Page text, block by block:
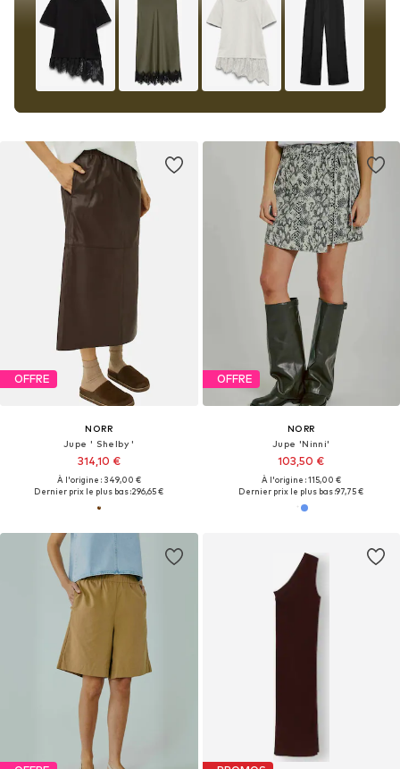
OFFRE
NORR
Jupe ' Shelby '
314,10 €
À l'origine : 349,00 €
Dernier prix le plus bas :296,65 €
OFFRE
NORR
Jupe 'Ninni'
103,50 €
À l'origine : 115,00 €
Dernier prix le plus bas :97,75 €